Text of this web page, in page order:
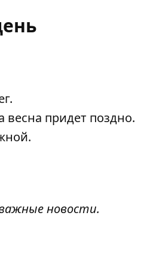
придет поздно.
новости.